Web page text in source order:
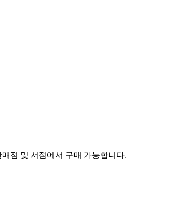
점 및 서점에서 구매 가능합니다.